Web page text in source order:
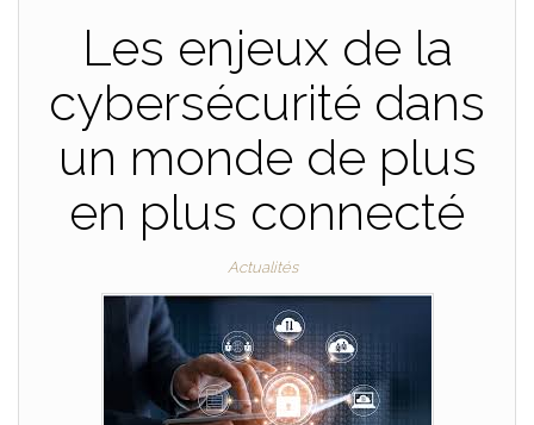
Les enjeux de la
cybersécurité dans
un monde de plus
en plus connecté
Actualités